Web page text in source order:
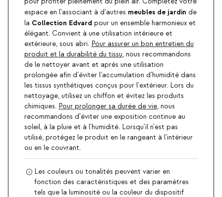
espace en l'associant à d'autres meubles de jardin de
la Collection Edvard pour un ensemble harmonieux et
élégant. Convient à une utilisation intérieure et
extérieure, sous abri. Pour assurer un bon entretien du
produit et la durabilité du tissu, nous recommandons
de le nettoyer avant et après une utilisation
prolongée afin d'éviter l'accumulation d'humidité dans
les tissus synthétiques conçus pour l'extérieur. Lors du
nettoyage, utilisez un chiffon et évitez les produits
chimiques. Pour prolonger sa durée de vie, nous
recommandons d'éviter une exposition continue au
soleil, à la pluie et à l'humidité. Lorsqu'il n'est pas
utilisé, protégez le produit en le rangeant à l'intérieur
ou en le couvrant.
Les couleurs ou tonalités peuvent varier en
fonction des caractéristiques et des paramètres
tels que la luminosité ou la couleur du dispositif